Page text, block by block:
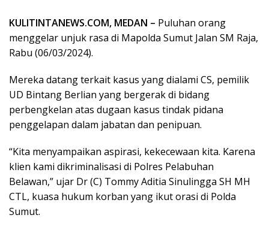
KULITINTANEWS.COM, MEDAN – Puluhan orang
menggelar unjuk rasa di Mapolda Sumut Jalan SM Raja,
Rabu (06/03/2024).
Mereka datang terkait kasus yang dialami CS, pemilik
UD Bintang Berlian yang bergerak di bidang
perbengkelan atas dugaan kasus tindak pidana
penggelapan dalam jabatan dan penipuan.
“Kita menyampaikan aspirasi, kekecewaan kita. Karena
klien kami dikriminalisasi di Polres Pelabuhan
Belawan,” ujar Dr (C) Tommy Aditia Sinulingga SH MH
CTL, kuasa hukum korban yang ikut orasi di Polda
Sumut.